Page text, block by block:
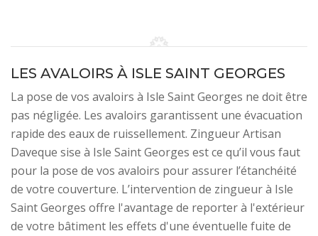
LES AVALOIRS À ISLE SAINT GEORGES
La pose de vos avaloirs à Isle Saint Georges ne doit être
pas négligée. Les avaloirs garantissent une évacuation
rapide des eaux de ruissellement. Zingueur Artisan
Daveque sise à Isle Saint Georges est ce qu’il vous faut
pour la pose de vos avaloirs pour assurer l’étanchéité
de votre couverture. L’intervention de zingueur à Isle
Saint Georges offre l'avantage de reporter à l'extérieur
de votre bâtiment les effets d'une éventuelle fuite de